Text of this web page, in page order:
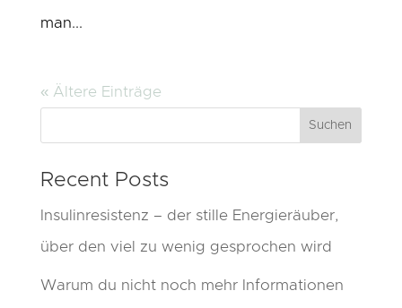
man...
« Ältere Einträge
Suchen
Recent Posts
Insulinresistenz – der stille Energieräuber,
über den viel zu wenig gesprochen wird
Warum du nicht noch mehr Informationen